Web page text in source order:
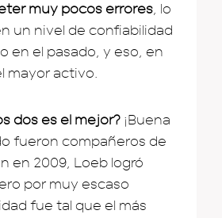
muy pocos errores , lo
un nivel de confiabilidad
en el pasado, y eso, en
mayor activo.
dos es el mejor? ¡Buena
fueron compañeros de
en 2009, Loeb logró
por muy escaso
fue tal que el más